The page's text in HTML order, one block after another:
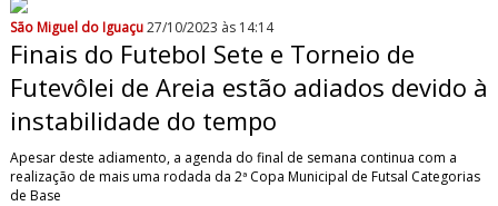
São Miguel do Iguaçu27/10/2023 às 14:14
Finais do Futebol Sete e Torneio de
Futevôlei de Areia estão adiados devido à
instabilidade do tempo
Apesar deste adiamento, a agenda do final de semana continua com a
realização de mais uma rodada da 2ª Copa Municipal de Futsal Categorias
de Base